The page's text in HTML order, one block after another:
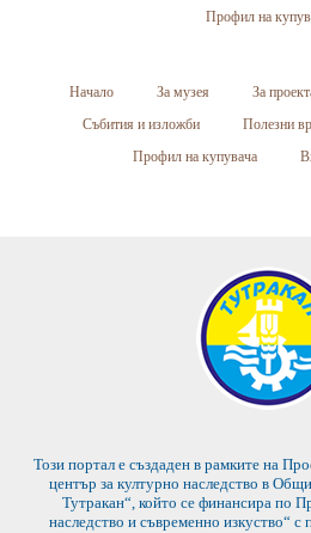
Профил на
Начало За музея За
Събития и изложби
Полезни
Профил на купувача
Този портал е създаден в рамките на
център за културно наследство в
Тутракан“, който се финансира по
наследство и съвременно изкуство“